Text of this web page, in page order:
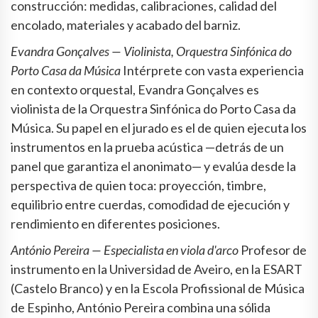
construcción: medidas, calibraciones, calidad del
encolado, materiales y acabado del barniz.
Evandra Gonçalves — Violinista, Orquestra Sinfónica do
Porto Casa da Música Intérprete con vasta experiencia
en contexto orquestal, Evandra Gonçalves es
violinista de la Orquestra Sinfónica do Porto Casa da
Música. Su papel en el jurado es el de quien ejecuta los
instrumentos en la prueba acústica —detrás de un
panel que garantiza el anonimato— y evalúa desde la
perspectiva de quien toca: proyección, timbre,
equilibrio entre cuerdas, comodidad de ejecución y
rendimiento en diferentes posiciones.
António Pereira — Especialista en viola d'arco Profesor de
instrumento en la Universidad de Aveiro, en la ESART
(Castelo Branco) y en la Escola Profissional de Música
de Espinho, António Pereira combina una sólida